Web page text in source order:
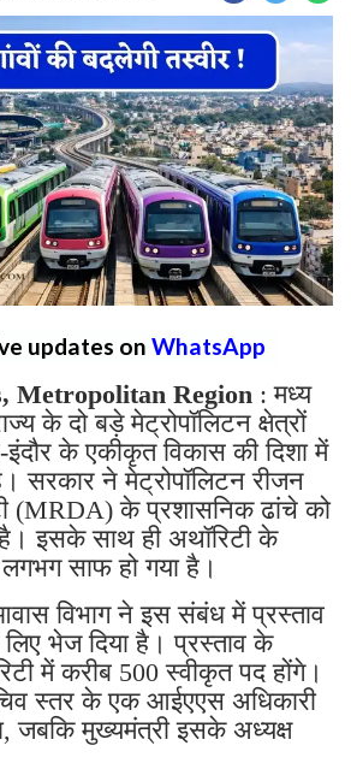
updates on WhatsApp
Metropolitan Region : मध्य
के दो बड़े मेट्रोपॉलिटन क्षेत्रों
के एकीकृत विकास की दिशा में
सरकार ने मेट्रोपॉलिटन रीजन
(MRDA) के प्रशासनिक ढांचे को
इसके साथ ही अथॉरिटी के
साफ हो गया है।
विभाग ने इस संबंध में प्रस्ताव
भेज दिया है। प्रस्ताव के
में करीब 500 स्वीकृत पद होंगे।
स्तर के एक आईएएस अधिकारी
जबकि मुख्यमंत्री इसके अध्यक्ष